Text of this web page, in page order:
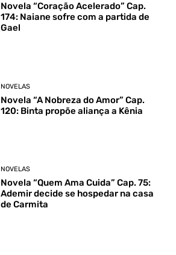
Novela “Coração Acelerado” Cap.
174: Naiane sofre com a partida de
Gael
NOVELAS
Novela “A Nobreza do Amor” Cap.
120: Binta propõe aliança a Kênia
NOVELAS
Novela “Quem Ama Cuida” Cap. 75:
Ademir decide se hospedar na casa
de Carmita